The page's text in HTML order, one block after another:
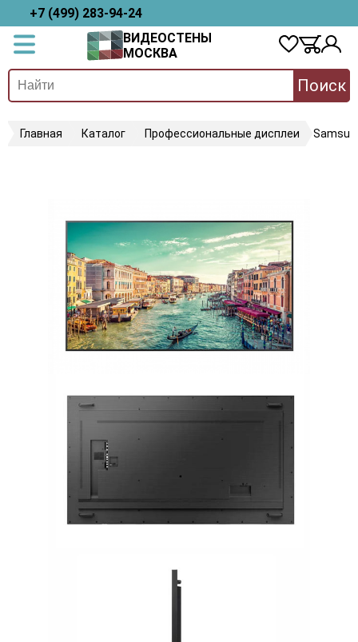
+7 (499) 283-94-24
ВИДЕОСТЕНЫ
МОСКВА
Поиск
Главная Каталог Профессиональные дисплеи